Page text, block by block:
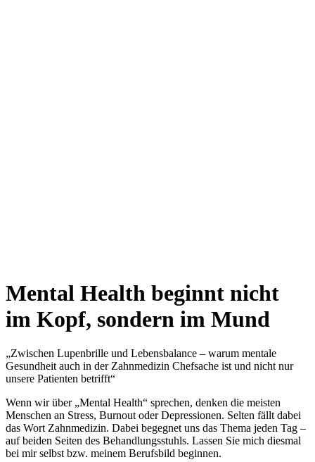
Mental Health beginnt nicht
im Kopf, sondern im Mund
„Zwischen Lupenbrille und Lebensbalance – warum mentale
Gesundheit auch in der Zahnmedizin Chefsache ist und nicht nur
unsere Patienten betrifft“
Wenn wir über „Mental Health“ sprechen, denken die meisten
Menschen an Stress, Burnout oder Depressionen. Selten fällt dabei
das Wort Zahnmedizin. Dabei begegnet uns das Thema jeden Tag –
auf beiden Seiten des Behandlungsstuhls. Lassen Sie mich diesmal
bei mir selbst bzw. meinem Berufsbild beginnen.